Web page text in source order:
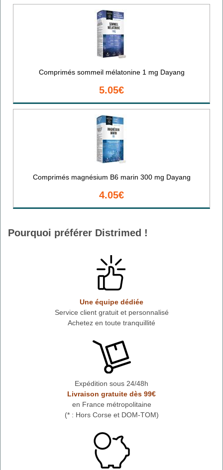
Comprimés sommeil mélatonine 1 mg Dayang
5.05€
Comprimés magnésium B6 marin 300 mg Dayang
4.05€
Pourquoi préférer Distrimed !
Une équipe dédiée
Service client gratuit et personnalisé
Achetez en toute tranquillité
Expédition sous 24/48h
Livraison gratuite dès 99€
en France métropolitaine
(* : Hors Corse et DOM-TOM)